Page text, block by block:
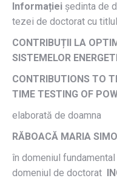
Informației ședinta de
tezei de doctorat cu
CONTRIBUȚII LA
SISTEMELOR
CONTRIBUTIONS TO
TIME TESTING OF
elaborată de doamna
RĂBOACĂ MARIA
în domeniul fundamental
domeniul de doctorat